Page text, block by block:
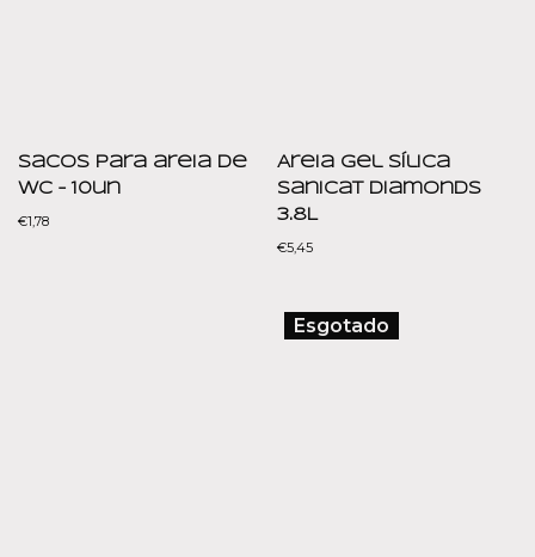
Sacos para areia de
wc – 10un
€1,78
Areia Gel Sílica
Sanicat Diamonds
3.8L
€5,45
Esgotado